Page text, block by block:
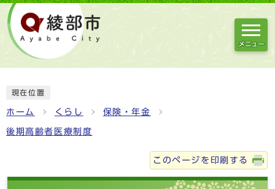
メニュー
現在位置
ホーム くらし 保険・年金
後期高齢者医療制度
このページを印刷する